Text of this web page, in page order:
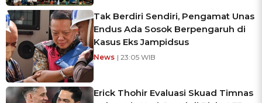
Tak Berdiri Sendiri, Pengamat Unas
Endus Ada Sosok Berpengaruh di
Kasus Eks Jampidsus
News | 23:05 WIB
Erick Thohir Evaluasi Skuad Timnas